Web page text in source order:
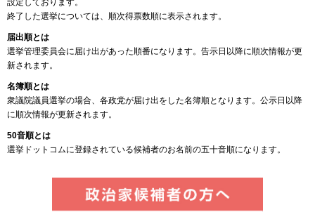
設定しております。
終了した選挙については、順次得票数順に表示されます。
届出順とは
選挙管理委員会に届け出があった順番になります。告示日以降に順次情報が更
新されます。
名簿順とは
衆議院議員選挙の場合、各政党が届け出をした名簿順となります。公示日以降
に順次情報が更新されます。
50音順とは
選挙ドットコムに登録されている候補者のお名前の五十音順になります。